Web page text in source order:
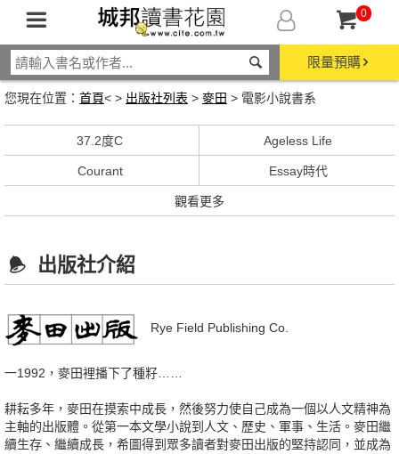
0
限量預購
您現在位置： 首頁< > 出版社列表 > 麥田 > 電影小說書系
37.2度C Ageless Life
Courant Essay時代
觀看更多
出版社介紹
Rye Field Publishing Co.
一1992，麥田裡播下了種籽……
耕耘多年，麥田在摸索中成長，然後努力使自己成為一個以人文精神為
主軸的出版體。從第一本文學小說到人文、歷史、軍事、生活。麥田繼
續生存、繼續成長，希圖得到眾多讀者對麥田出版的堅持認同，並成為